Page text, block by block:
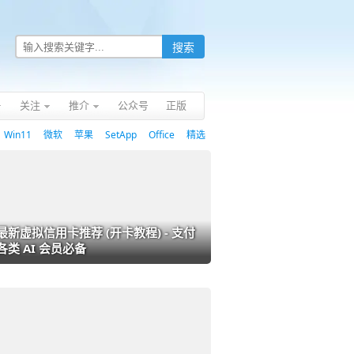
关注 推介 公众号 正版
Win11 微软 苹果 SetApp Office 精选
新虚拟信用卡推荐 (开卡教程) - 支付
类 AI 会员必备